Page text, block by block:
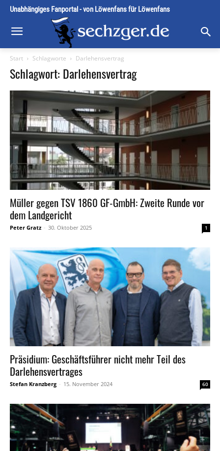
Unabhängiges Fanportal - von Löwenfans für Löwenfans
Start Schlagworte Darlehensvertrag
Schlagwort: Darlehensvertrag
Müller gegen TSV 1860 GF-GmbH: Zweite Runde vor
dem Landgericht
Peter Gratz - 30. Oktober 2025 1
Präsidium: Geschäftsführer nicht mehr Teil des
Darlehensvertrages
Stefan Kranzberg - 15. November 2024 60